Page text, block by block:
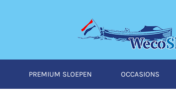
PREMIUM SLOEPEN OCCASIONS